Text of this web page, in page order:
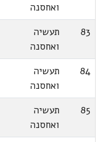
ואחסנה
83
תעשיה
ואחסנה
84
תעשיה
ואחסנה
85
תעשיה
ואחסנה